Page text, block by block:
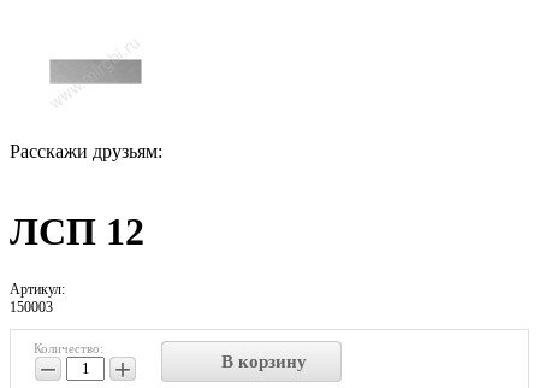
Расскажи друзьям:
ЛСП 12
Артикул:
150003
Количество:
− + В корзину